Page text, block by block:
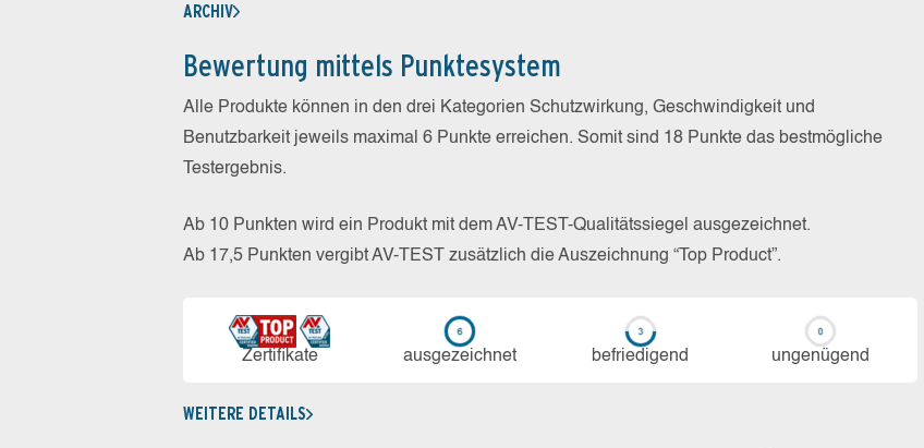
ARCHIV
Bewertung mittels Punktesystem
Alle Produkte können in den drei Kategorien Schutzwirkung, Geschwindigkeit und
Benutzbarkeit jeweils maximal 6 Punkte erreichen. Somit sind 18 Punkte das bestmögliche
Testergebnis.
Ab 10 Punkten wird ein Produkt mit dem AV-TEST-Qualitätssiegel ausgezeichnet.
Ab 17,5 Punkten vergibt AV-TEST zusätzlich die Auszeichnung “Top Product”.
Zerti­fikate aus­ge­zeich­net be­frie­di­gend un­ge­nü­gend
WEITERE DETAILS